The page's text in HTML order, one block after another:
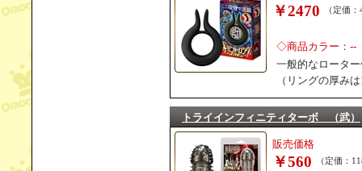
￥2470 （定価
◇商品カラー：--
一般的なロータ
（リングの厚み
トライインフィニティターボ （武）
販売価格
￥560 （定価：